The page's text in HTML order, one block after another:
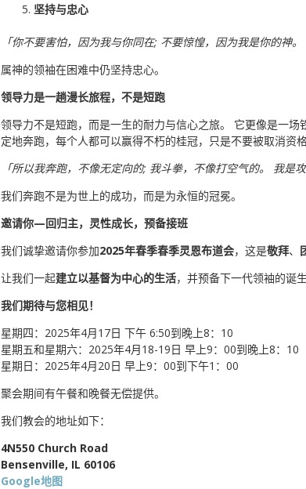
坚持与忠心
「你不要害怕，因为我与你同在; 不要惊惶，因为我是你的神
属神的领袖在困难中仍坚持忠心。
领导力是一趟漫长旅程，不是短跑
领导力不是短跑，而是一生的耐力与信心之旅。 它更像是一
定地奔跑，每个人都可以赢得不朽的桂冠，只是不要被取消资
「所以我奔跑，不像无定向的; 我斗拳，不像打空气的。 我是
我们奔跑不是为世上的成功，而是为永恒的冠冕。
邀请你—回归主，灵性成长，预备接班
我们诚挚邀请你参加2025年春季春季灵恩布道会，这是敬拜、
让我们一起建立以基督为中心的生活，并预备下一代领袖的诞生
我们期待与您相见！
星期四：2025年4月17日 下午 6:50到晚上8：10
星期五和星期六：2025年4月18-19日 早上9：00到晚上8：10
星期日：2025年4月20日 早上9：00到下午1：00
聚会期间有午餐和晚餐无偿提供。
我们教会的地址如下：
4N550 Church Road
Bensenville, IL 60106
Google地图